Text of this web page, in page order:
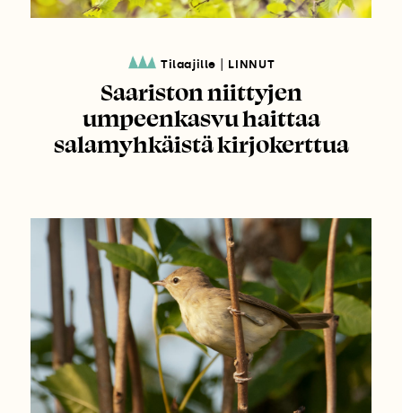
Tilaajille LINNUT
Saariston niittyjen
umpeenkasvu haittaa
salamyhkäistä kirjokerttua